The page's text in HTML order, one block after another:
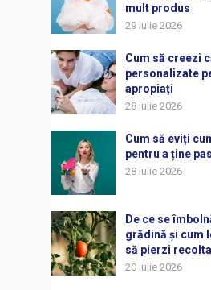
mult produs
29 iulie 2026
Cum să creezi
personalizate
apropiați
28 iulie 2026
Cum să eviți
pentru a ține
28 iulie 2026
De ce se
grădină și cum
să pierzi recolta
20 iulie 2026